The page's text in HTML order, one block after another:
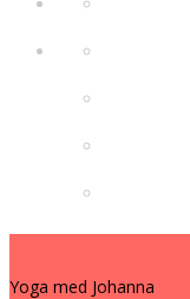
Yoga med Johanna